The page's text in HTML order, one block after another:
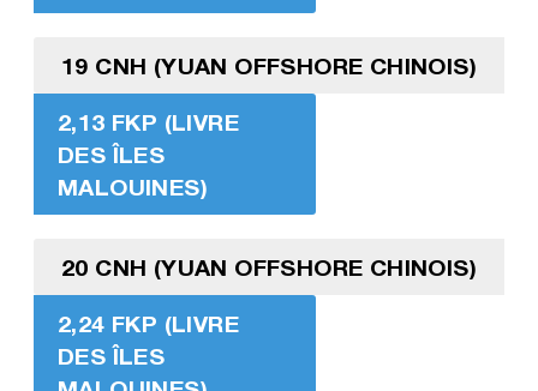
19 CNH (YUAN OFFSHORE CHINOIS)
2,13 FKP (LIVRE
DES ÎLES
MALOUINES)
20 CNH (YUAN OFFSHORE CHINOIS)
2,24 FKP (LIVRE
DES ÎLES